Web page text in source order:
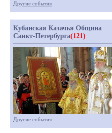
Другие события
Кубанская Казачья Община
Санкт-Петербурга(121)
Другие события